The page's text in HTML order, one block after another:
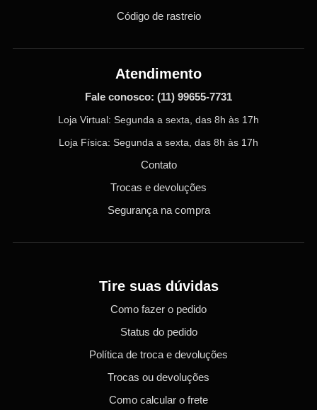
Código de rastreio
Atendimento
Fale conosco: (11) 99655-7731
Loja Virtual: Segunda a sexta, das 8h às 17h
Loja Física: Segunda a sexta, das 8h às 17h
Contato
Trocas e devoluções
Segurança na compra
Tire suas dúvidas
Como fazer o pedido
Status do pedido
Política de troca e devoluções
Trocas ou devoluções
Como calcular o frete